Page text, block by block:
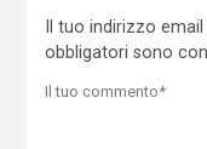
Il tuo indirizzo
obbligatori sono